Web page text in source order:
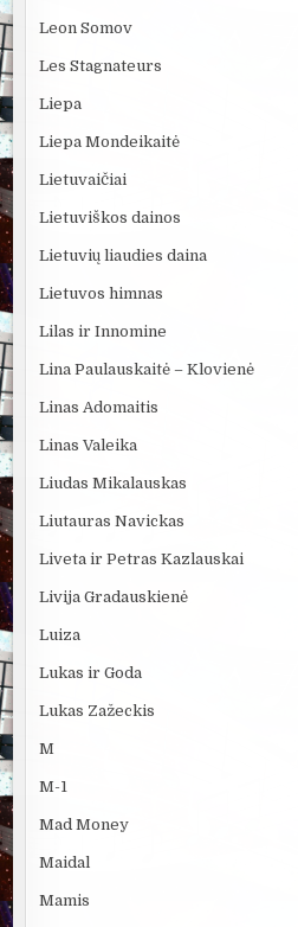
Leon Somov
Les Stagnateurs
Liepa
Liepa Mondeikaitė
Lietuvaičiai
Lietuviškos dainos
Lietuvių liaudies daina
Lietuvos himnas
Lilas ir Innomine
Lina Paulauskaitė – Klovienė
Linas Adomaitis
Linas Valeika
Liudas Mikalauskas
Liutauras Navickas
Liveta ir Petras Kazlauskai
Livija Gradauskienė
Luiza
Lukas ir Goda
Lukas Zažeckis
M
M-1
Mad Money
Maidal
Mamis